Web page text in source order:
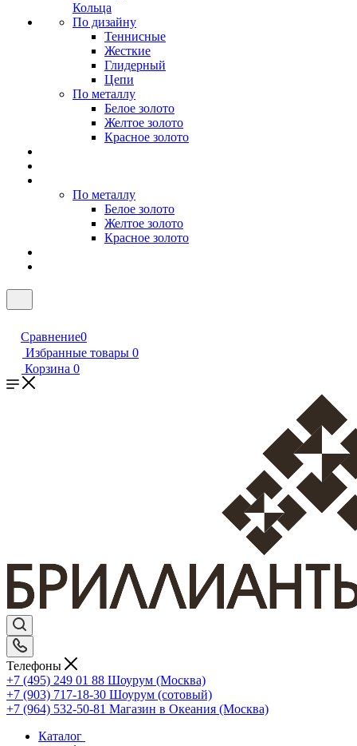
Кольца
По дизайну
Теннисные
Жесткие
Глидерный
Цепи
По металлу
Белое золото
Желтое золото
Красное золото
По металлу
Белое золото
Желтое золото
Красное золото
Сравнение0
Избранные товары 0
Корзина 0
Телефоны
+7 (495) 249 01 88 Шоурум (Москва)
+7 (903) 717-18-30 Шоурум (сотовый)
+7 (964) 532-50-81 Магазин в Океания (Москва)
Каталог